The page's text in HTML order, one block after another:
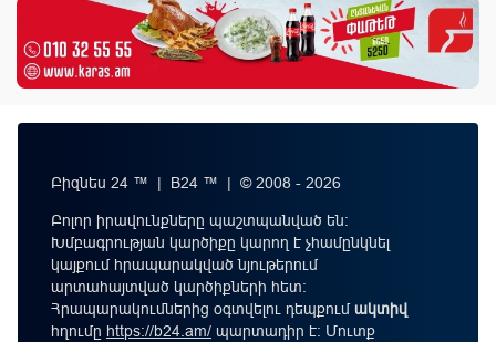
Բիզնես 24 ™ | B24 ™ | © 2008 - 2026
Բոլոր իրավունքները պաշտպանված են:
Խմբագրության կարծիքը կարող է չհամընկնել
կայքում հրապարակված նյութերում
արտահայտված կարծիքների հետ:
Հրապարակումներից օգտվելու դեպքումակտիվ
հղումը https://b24.am/ պարտադիր է: Մուտք